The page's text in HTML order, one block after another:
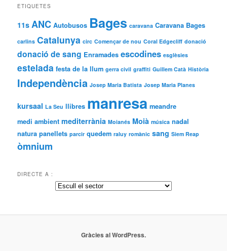
ETIQUETES
11s ANC Autobusos Bages caravana Caravana Bages
carlins Catalunya circ Començar de nou Coral Edgecliff donació
donació de sang Enramades escodines esglèsies
estelada festa de la llum gerra civil graffiti Guillem Catà Història
Independència Josep Maria Batista Josep Maria Planes
kursaal La Seu llibres manresa meandre
medi ambient mediterrània Moianés Moià música nadal
natura panellets parcir quedem raluy romànic sang Siem Reap
òmnium
DIRECTE A :
Gràcies al WordPress.